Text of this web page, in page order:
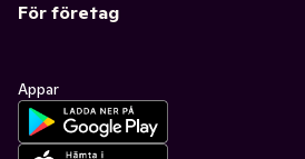
För företag
Appar